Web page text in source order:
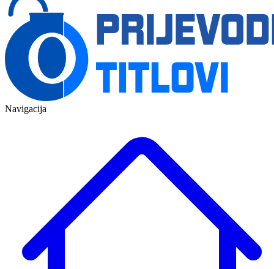
Navigacija